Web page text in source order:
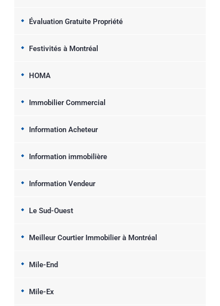
Évaluation Gratuite Propriété
Festivités à Montréal
HOMA
Immobilier Commercial
Information Acheteur
Information immobilière
Information Vendeur
Le Sud-Ouest
Meilleur Courtier Immobilier à Montréal
Mile-End
Mile-Ex